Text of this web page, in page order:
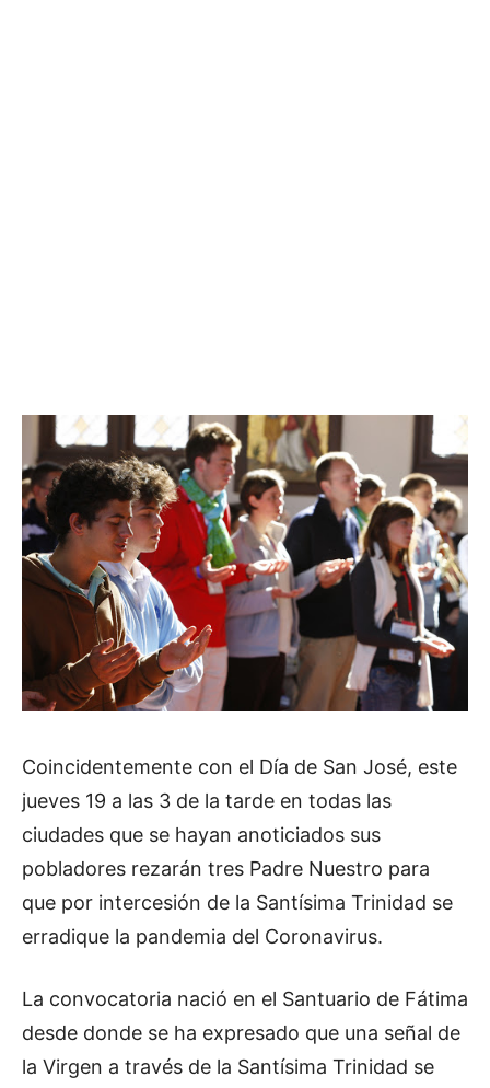
Coincidentemente con el Día de San José, este
jueves 19 a las 3 de la tarde en todas las
ciudades que se hayan anoticiados sus
pobladores rezarán tres Padre Nuestro para
que por intercesión de la Santísima Trinidad se
erradique la pandemia del Coronavirus.
La convocatoria nació en el Santuario de Fátima
desde donde se ha expresado que una señal de
la Virgen a través de la Santísima Trinidad se